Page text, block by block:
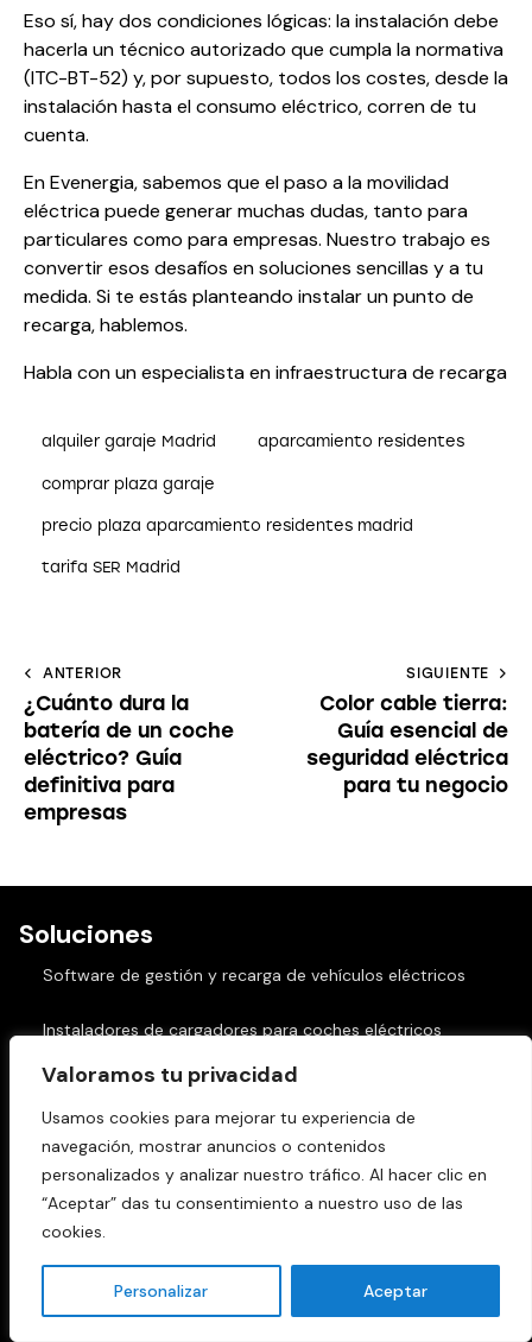
Valoramos tu privacidad
Usamos cookies para mejorar tu experiencia de
navegación, mostrar anuncios o contenidos
personalizados y analizar nuestro tráfico. Al hacer clic en
“Aceptar” das tu consentimiento a nuestro uso de las
cookies.
Personalizar Aceptar
Eso sí, hay dos condiciones lógicas: la instalación debe
hacerla un técnico autorizado que cumpla la normativa
(ITC-BT-52) y, por supuesto, todos los costes, desde la
instalación hasta el consumo eléctrico, corren de tu
cuenta.
En Evenergia, sabemos que el paso a la movilidad
eléctrica puede generar muchas dudas, tanto para
particulares como para empresas. Nuestro trabajo es
convertir esos desafíos en soluciones sencillas y a tu
medida. Si te estás planteando instalar un punto de
recarga, hablemos.
Habla con un especialista en infraestructura de recarga
alquiler garaje Madrid aparcamiento residentes
comprar plaza garaje
precio plaza aparcamiento residentes madrid
tarifa SER Madrid
ANTERIOR
¿Cuánto dura la
batería de un coche
eléctrico? Guía
definitiva para
empresas
SIGUIENTE
Color cable tierra:
Guía esencial de
seguridad eléctrica
para tu negocio
Soluciones
Software de gestión y recarga de vehículos eléctricos
Instaladores de cargadores para coches eléctricos
Mantenimiento de cargadores eléctricos
Empresas
Carga y gestión de flotas de vehículos eléctricos para
empresas
Recarga de vehículos eléctricos en parkings